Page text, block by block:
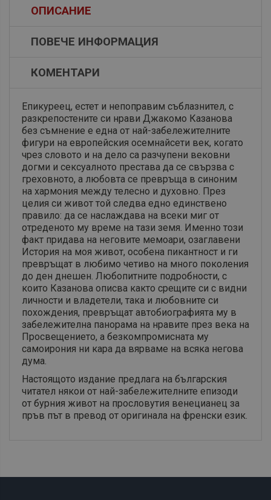
ОПИСАНИЕ
ПОВЕЧЕ ИНФОРМАЦИЯ
КОМЕНТАРИ
Епикуреец, естет и непоправим съблазнител, с
разкрепостените си нрави Джакомо Казанова
без съмнение е една от най-забележителните
фигури на европейския осемнайсети век, когато
чрез словото и на дело са разчупени вековни
догми и сексуалното престава да се свързва с
греховното, а любовта се превръща в синоним
на хармония между телесно и духовно. През
целия си живот той следва едно единствено
правило: да се наслаждава на всеки миг от
отреденото му време на тази земя. Именно този
факт придава на неговите мемоари, озаглавени
История на моя живот, особена пикантност и ги
превръщат в любимо четиво на много поколения
до ден днешен. Любопитните подробности, с
които Казанова описва както срещите си с видни
личности и владетели, така и любовните си
похождения, превръщат автобиографията му в
забележителна панорама на нравите през века на
Просвещението, а безкомпромисната му
самоирония ни кара да вярваме на всяка негова
дума.
Настоящото издание предлага на българския
читател някои от най-забележителните епизоди
от бурния живот на прословутия венецианец за
пръв път в превод от оригинала на френски език.